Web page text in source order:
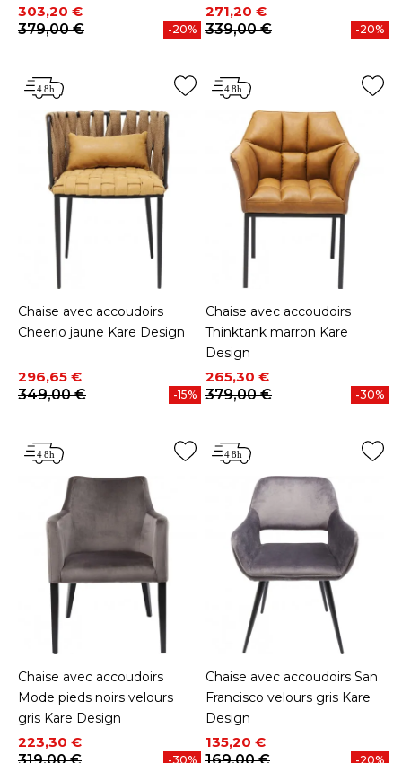
Prix
303,20 €
Prix de base
379,00 €
-20%
Prix
271,20 €
Prix de base
339,00 €
-20%
Chaise avec accoudoirs
Cheerio jaune Kare Design
Prix
296,65 €
Prix de base
349,00 €
-15%
Chaise avec accoudoirs
Thinktank marron Kare
Design
Prix
265,30 €
Prix de base
379,00 €
-30%
Chaise avec accoudoirs
Mode pieds noirs velours
gris Kare Design
Prix
223,30 €
Prix de base
-30%
Chaise avec accoudoirs San
Francisco velours gris Kare
Design
Prix
135,20 €
Prix de base
-20%